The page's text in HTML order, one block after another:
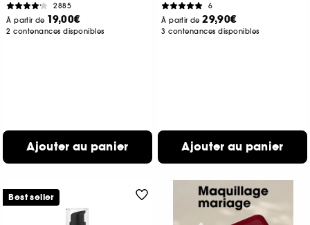
2885
À partir de 19,00€
2 contenances disponibles
Ajouter au panier
6
À partir de29,90€
3 contenances disponibles
Ajouter au panier
Best seller